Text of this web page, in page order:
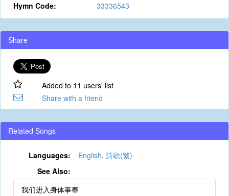
Hymn Code:
33336543
Share
Added to 11 users' list
Share with a friend
Related Songs
Languages: English, 詩歌(繁)
See Also:
我们进入身体事奉